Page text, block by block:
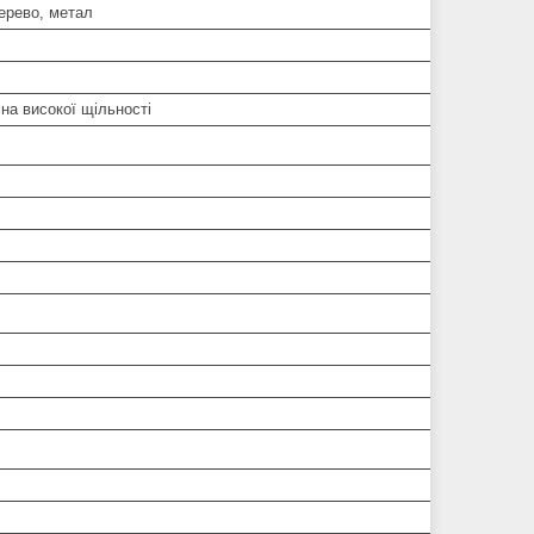
метал
високої щільності